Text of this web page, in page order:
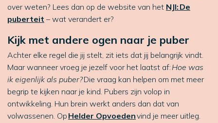
over weten? Lees dan op de website van het NJI: De
puberteit – wat verandert er?
Kijk met andere ogen naar je puber
Achter elke regel die jij stelt, zit iets dat jij belangrijk vindt.
Maar wanneer vroeg je jezelf voor het laatst af: Hoe was
ik eigenlijk als puber?Die vraag kan helpen om met meer
begrip te kijken naar je kind. Pubers zijn volop in
ontwikkeling. Hun brein werkt anders dan dat van
volwassenen. Op Helder Opvoedenvind je meer uitleg.